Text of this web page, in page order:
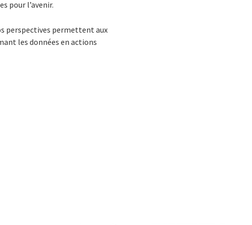
pour l’avenir.
perspectives permettent aux
les données en actions